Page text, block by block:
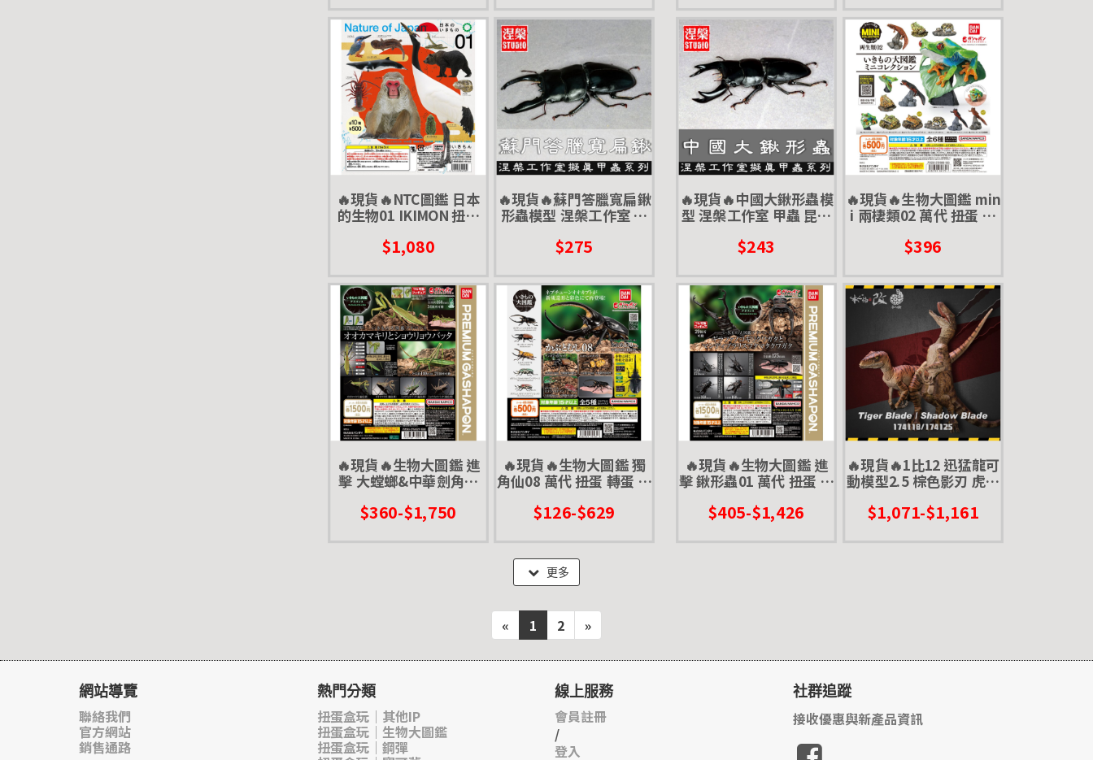
🔥現貨🔥NTC圖鑑 日本
的生物01 IKIMON 扭蛋
丹頂鶴 翠鳥 獼猴
$1,080
🔥現貨🔥蘇門答臘寬扁鍬
形蟲模型 涅槃工作室 甲
擺飾 磁鐵 涅盤
$275
🔥現貨🔥中國大鍬形蟲模
型 涅槃工作室 甲蟲 昆蟲
鐵 中華大鍬 大刀鍬甲
$243
🔥現貨🔥生物大圖鑑 min
i 兩棲類02 萬代 扭蛋 轉
饅頭蛙 青蛙
$396
🔥現貨🔥生物大圖鑑 進
擊 大螳螂&中華劍角蝗
$360-$1,750
🔥現貨🔥生物大圖鑑 獨
角仙08 萬代 扭蛋 轉蛋 海
花金龜 美西白犀金龜
$126-$629
🔥現貨🔥生物大圖鑑 進
擊 鍬形蟲01 萬代 扭蛋 轉
叉角鍬形蟲 甲蟲 昆蟲 ad
$405-$1,426
🔥現貨🔥1比12 迅猛龍可
動模型2.5 棕色影刃 虎紋
可動 模型 恐龍 侏儸紀公
$1,071-$1,161
更多
« 1 2 »
網站導覽
聯絡我們
官方網站
銷售通路
熱門分類
扭蛋盒玩｜其他IP
扭蛋盒玩｜生物大圖鑑
扭蛋盒玩｜鋼彈
線上服務
會員註冊
/
登入
社群追蹤
接收優惠與新產品資訊